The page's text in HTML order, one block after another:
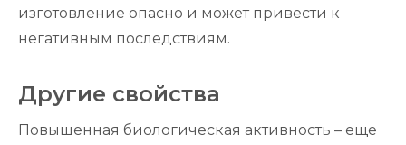
изготовление опасно и может привести к
негативным последствиям.
Другие свойства
Повышенная биологическая активность – еще